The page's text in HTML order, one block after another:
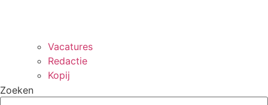
Vacatures
Redactie
Kopij
Zoeken